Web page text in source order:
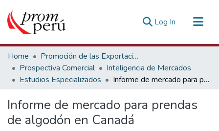
Log In (current)
Communities & Collections
All of DSpace
Statistics
Home
Promoción de las Exportaciones
Prospectiva Comercial
Inteligencia de Mercados
Estudios Especializados
Informe de mercado para prendas de algodón en Canadá
Informe de mercado para prendas
de algodón en Canadá